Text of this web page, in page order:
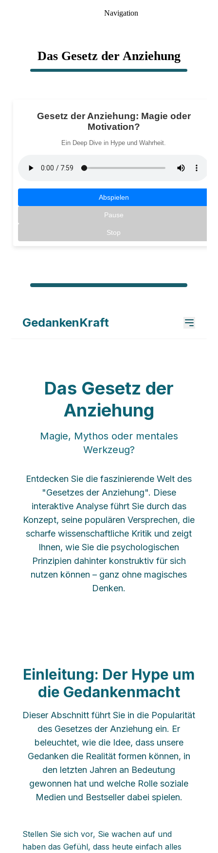
Navigation
Das Gesetz der Anziehung